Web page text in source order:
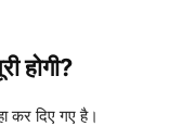
होगी?
कर दिए गए है।